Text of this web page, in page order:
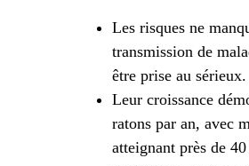
Les risques ne
transmission de
être prise au sérieux.
Leur croissance
ratons par an, avec
atteignant près de